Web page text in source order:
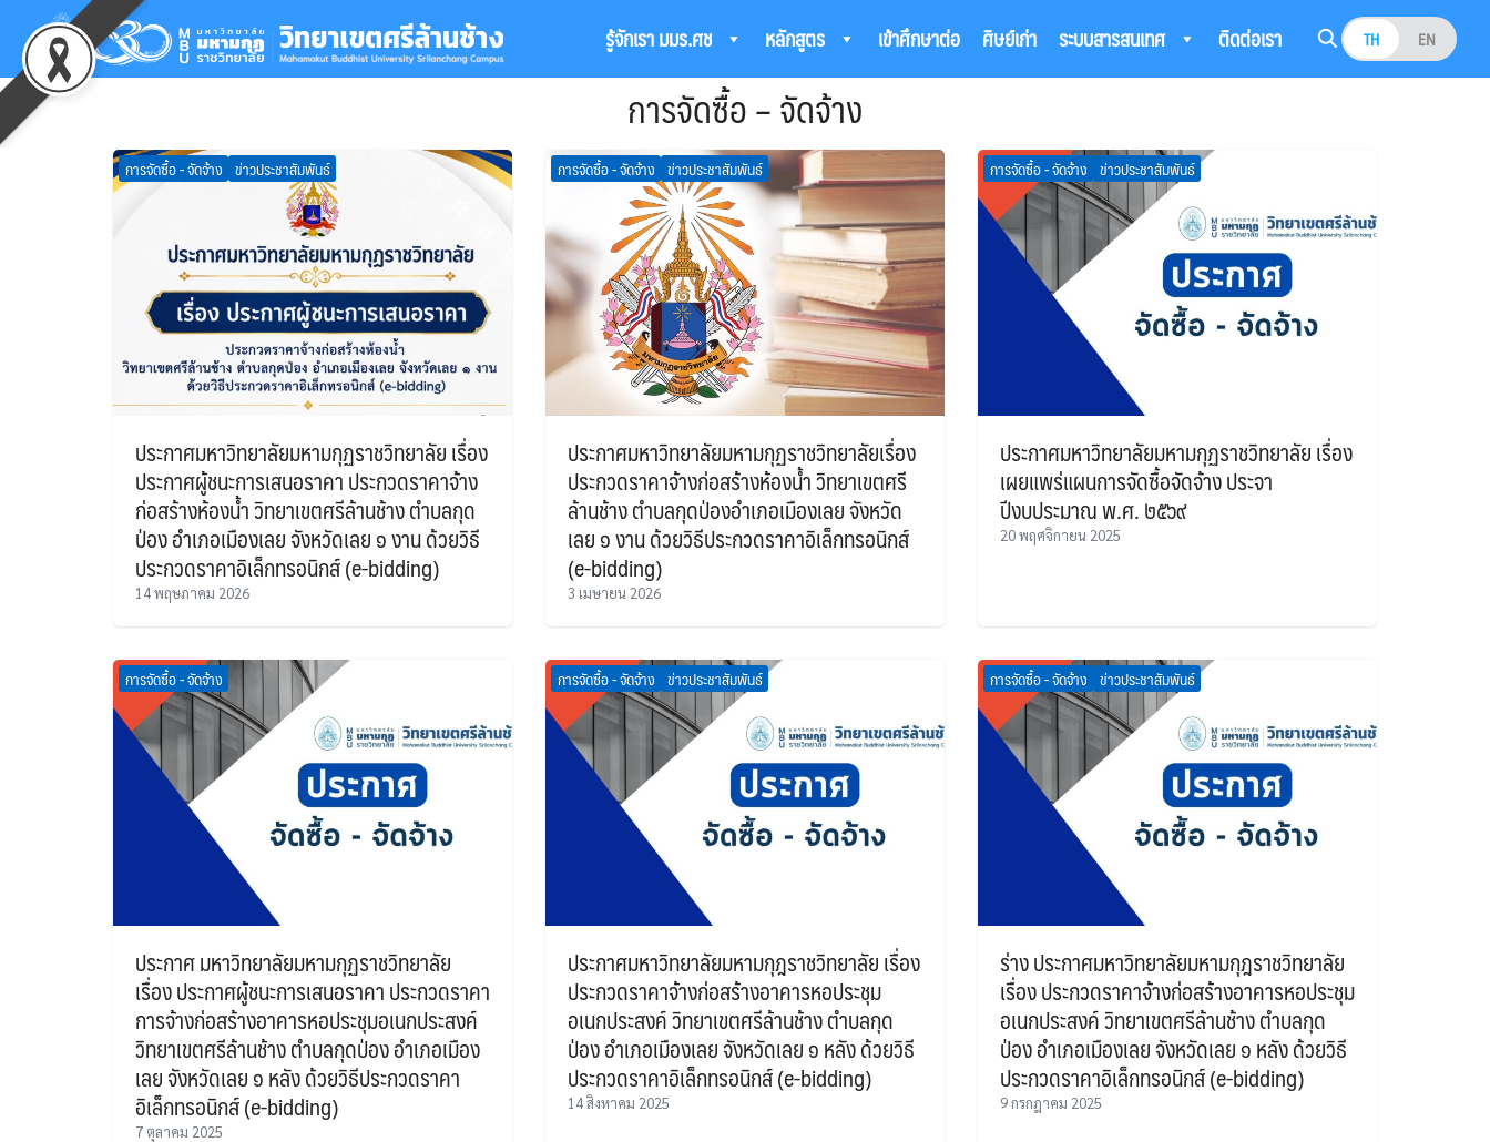
content
รู้จักเรา มมร.ศช หลักสูตร เข้าศึกษาต่อ ศิษย์เก่า ระบบสารสนเทศ ติดต่อเรา TH EN
Search การจัดซื้อ – จัดจ้าง
การจัดซื้อ - จัดจ้าง ข่าวประชาสัมพันธ์
ประกาศมหาวิทยาลัยมหามกุฏราชวิทยาลัย เรื่อง
ประกาศผู้ชนะการเสนอราคา ประกวดราคาจ้าง
ก่อสร้างห้องน้ำ วิทยาเขตศรีล้านช้าง ตำบลกุด
ป่อง อำเภอเมืองเลย จังหวัดเลย ๑ งาน ด้วยวิธี
ประกวดราคาอิเล็กทรอนิกส์ (e-bidding)
14 พฤษภาคม 2026
การจัดซื้อ - จัดจ้าง ข่าวประชาสัมพันธ์
ประกาศมหาวิทยาลัยมหามกุฏราชวิทยาลัยเรื่อง
ประกวดราคาจ้างก่อสร้างห้องน้ำ วิทยาเขตศรี
ล้านช้าง ตำบลกุดป่องอำเภอเมืองเลย จังหวัด
เลย ๑ งาน ด้วยวิธีประกวดราคาอิเล็กทรอนิกส์
(e-bidding)
3 เมษายน 2026
การจัดซื้อ - จัดจ้าง ข่าวประชาสัมพันธ์
ประกาศมหาวิทยาลัยมหามกุฏราชวิทยาลัย เรื่อง
เผยแพร่แผนการจัดซื้อจัดจ้าง ประจา
ปีงบประมาณ พ.ศ. ๒๕๖๙
20 พฤศจิกายน 2025
การจัดซื้อ - จัดจ้าง
ประกาศ มหาวิทยาลัยมหามกุฏราชวิทยาลัย
เรื่อง ประกาศผู้ชนะการเสนอราคา ประกวดราคา
การจ้างก่อสร้างอาคารหอประชุมอเนกประสงค์
วิทยาเขตศรีล้านช้าง ตำบลกุดป่อง อำเภอเมือง
เลย จังหวัดเลย ๑ หลัง ด้วยวิธีประกวดราคา
อิเล็กทรอนิกส์ (e-bidding)
7 ตุลาคม 2025
การจัดซื้อ - จัดจ้าง ข่าวประชาสัมพันธ์
ประกาศมหาวิทยาลัยมหามกุฎราชวิทยาลัย เรื่อง
ประกวดราคาจ้างก่อสร้างอาคารหอประชุม
อเนกประสงค์ วิทยาเขตศรีล้านช้าง ตำบลกุด
ป่อง อำเภอเมืองเลย จังหวัดเลย ๑ หลัง ด้วยวิธี
ประกวดราคาอิเล็กทรอนิกส์ (e-bidding)
14 สิงหาคม 2025
การจัดซื้อ - จัดจ้าง ข่าวประชาสัมพันธ์
ร่าง ประกาศมหาวิทยาลัยมหามกุฎราชวิทยาลัย
เรื่อง ประกวดราคาจ้างก่อสร้างอาคารหอประชุม
อเนกประสงค์ วิทยาเขตศรีล้านช้าง ตำบลกุด
ป่อง อำเภอเมืองเลย จังหวัดเลย ๑ หลัง ด้วยวิธี
ประกวดราคาอิเล็กทรอนิกส์ (e-bidding)
9 กรกฎาคม 2025